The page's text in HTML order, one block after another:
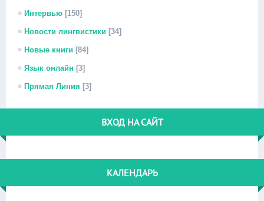
Интервью [150]
Новости лингвистики [34]
Новые книги [84]
Язык онлайн [3]
Прямая Линия [3]
ВХОД НА САЙТ
КАЛЕНДАРЬ